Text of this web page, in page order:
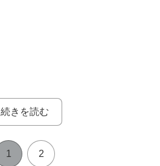
続きを読む
1 2